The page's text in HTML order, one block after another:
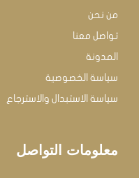
من نحن
تواصل معنا
المدونة
سياسة الخصوصية
سياسة الاستبدال والاسترجاع
معلومات التواصل